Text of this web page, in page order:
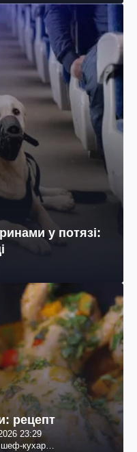
у потязі:
рецепт
23:29
шеф-кухар